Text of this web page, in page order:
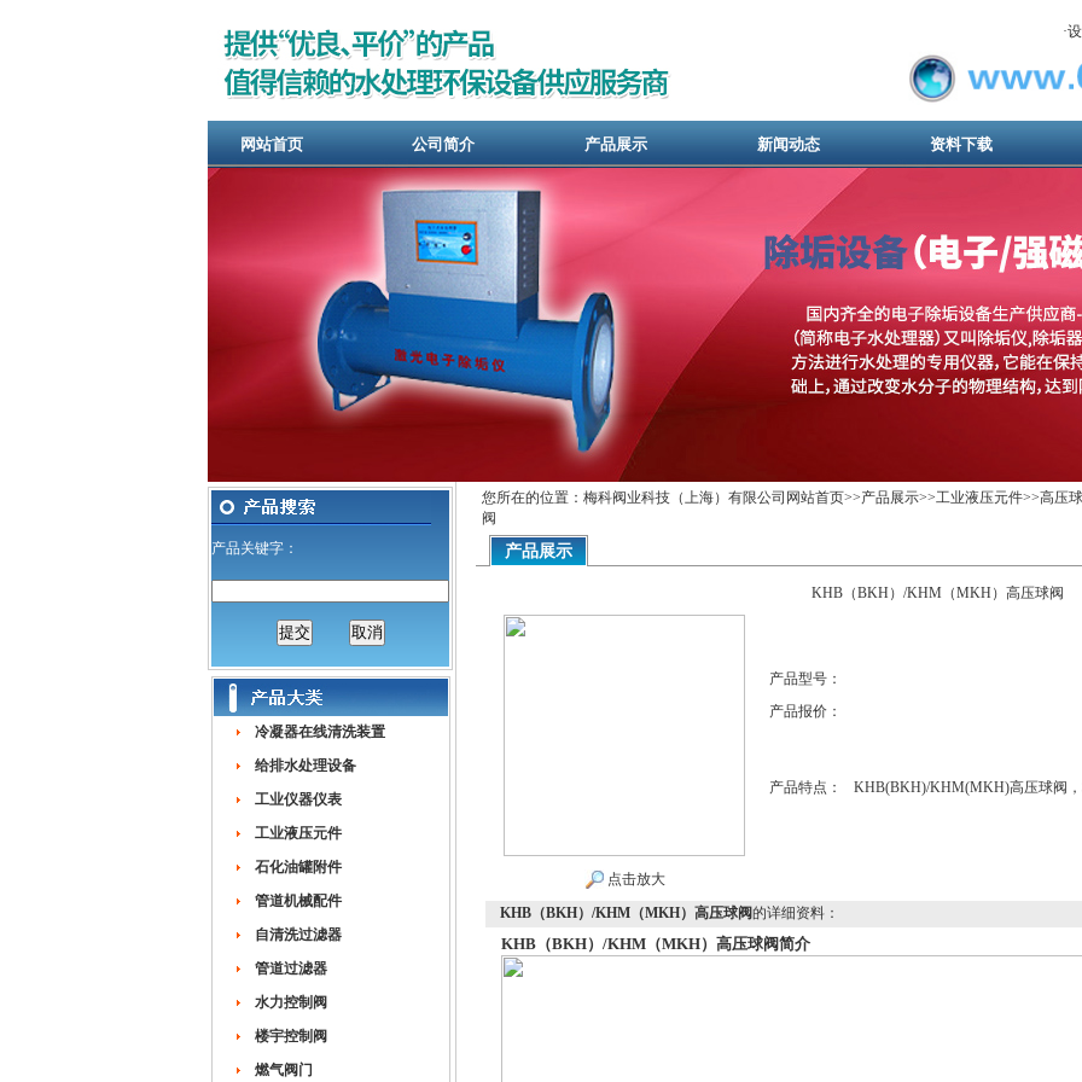
·
网站首页 公司简介 产品展示 新闻动态 资料下载
产品关键字：
冷凝器在线清洗装置
给排水处理设备
工业仪器仪表
工业液压元件
石化油罐附件
管道机械配件
自清洗过滤器
管道过滤器
水力控制阀
楼宇控制阀
燃气阀门
您所在的位置：梅科阀业科技（上海）有限公司网站首页>>产品展示>>工业液压元件>>高压
阀
产品展示
KHB（BKH）/KHM（MKH）高压球阀
点击放大
产品型号：
产品报价：
产品特点： KHB(BKH)/KHM(MKH)高压球阀，
KHB（BKH）/KHM（MKH）高压球阀的详细资料：
KHB（BKH）/KHM（MKH）高压球阀简介